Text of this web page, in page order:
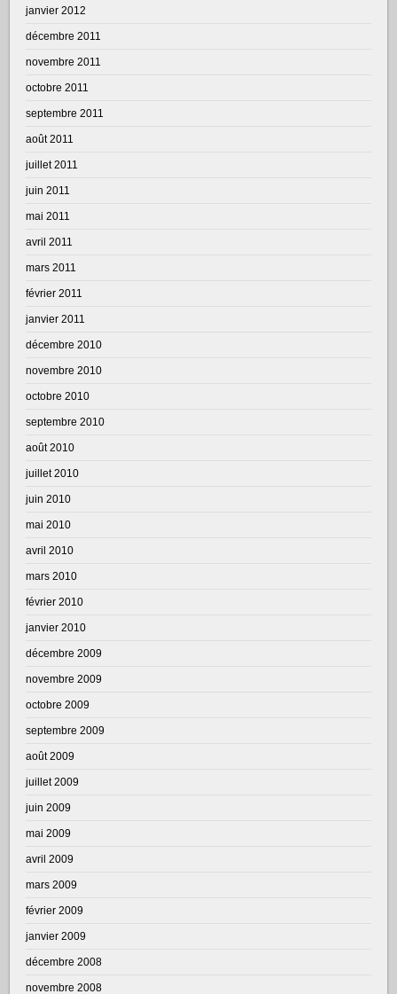
janvier 2012
décembre 2011
novembre 2011
octobre 2011
septembre 2011
août 2011
juillet 2011
juin 2011
mai 2011
avril 2011
mars 2011
février 2011
janvier 2011
décembre 2010
novembre 2010
octobre 2010
septembre 2010
août 2010
juillet 2010
juin 2010
mai 2010
avril 2010
mars 2010
février 2010
janvier 2010
décembre 2009
novembre 2009
octobre 2009
septembre 2009
août 2009
juillet 2009
juin 2009
mai 2009
avril 2009
mars 2009
février 2009
janvier 2009
décembre 2008
novembre 2008